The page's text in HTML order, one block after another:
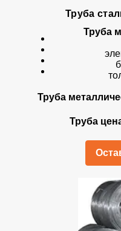
Труба
Труба
Труба
Труба